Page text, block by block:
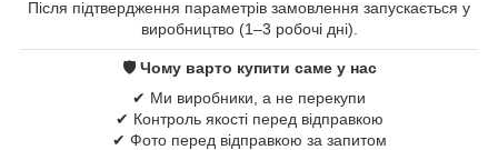
Після підтвердження параметрів замовлення запускається у
виробництво (1–3 робочі дні).
🛡 Чому варто купити саме у нас
✔ Ми виробники, а не перекупи
✔ Контроль якості перед відправкою
✔ Фото перед відправкою за запитом